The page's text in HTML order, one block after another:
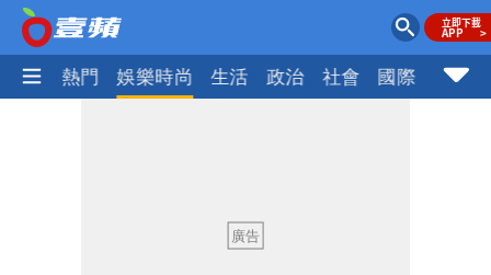
焦點 熱門 娛樂時尚 生活 政治 社會 國際 財經